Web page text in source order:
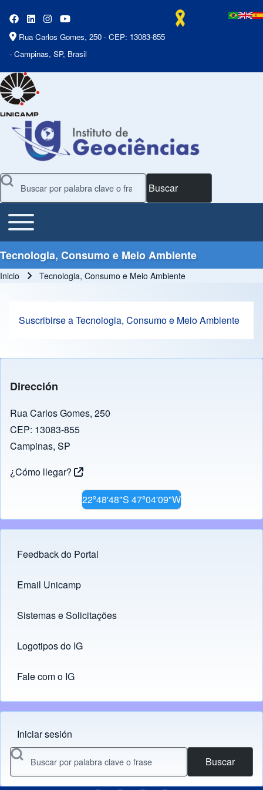
Rua Carlos Gomes, 250 - CEP: 13083-855
- Campinas, SP, Brasil
Buscar
Main Menu
Toggle main menu
Tecnologia, Consumo e Meio Ambiente
Inicio Tecnologia, Consumo e Meio Ambiente
Suscribirse a Tecnologia, Consumo e Meio Ambiente
Dirección
Rua Carlos Gomes, 250
CEP: 13083-855
Campinas, SP
¿Cómo llegar?
22º48'48"S 47º04'09"W
Footer menu
Feedback do Portal
Links
Email Unicamp
(opens in new tab)
Sistemas e Solicitações
(opens in new tab)
Logotipos do IG
(opens in new tab)
Fale com o IG
Menu do usuário
Iniciar sesión
Buscar